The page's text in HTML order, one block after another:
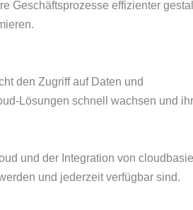
Geschäftsprozesse effizienter
den Zugriff auf Daten und
Lösungen schnell wachsen und
und der Integration von
und jederzeit verfügbar sind.